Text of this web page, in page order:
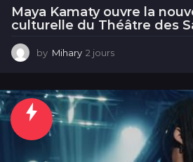
Maya Kamaty ouvre la
culturelle du Théâtre des
by Mihary 2 jours
u
r
s